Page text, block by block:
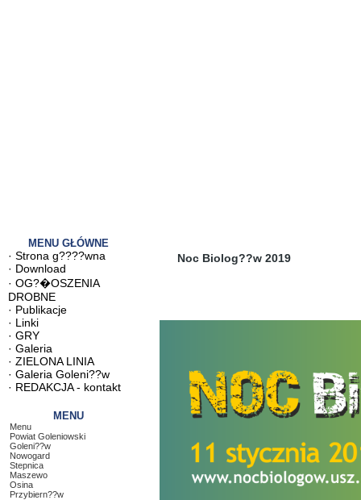
MENU GŁÓWNE
· Strona g????wna
· Download
· OG?�OSZENIA
DROBNE
· Publikacje
· Linki
· GRY
· Galeria
· ZIELONA LINIA
· Galeria Goleni??w
· REDAKCJA - kontakt
MENU
Menu
Powiat Goleniowski
Goleni??w
Nowogard
Stepnica
Maszewo
Osina
Przybiern??w
Noc Biolog??w 2019